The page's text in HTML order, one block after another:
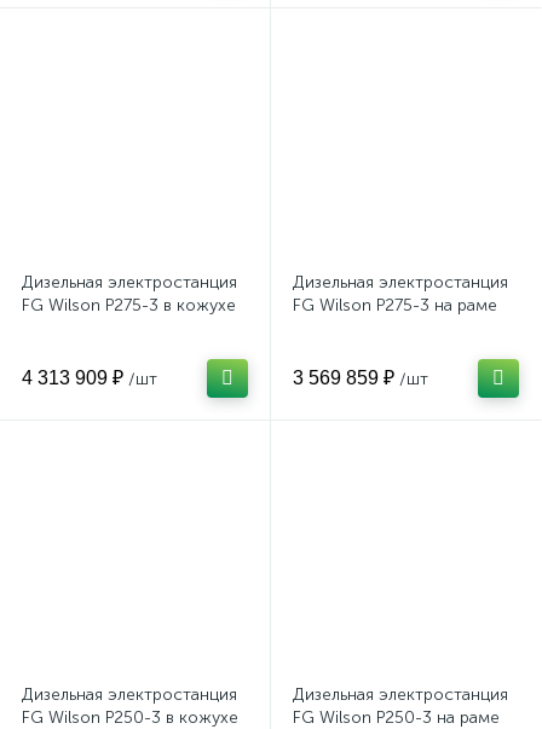
Дизельная электростанция
FG Wilson P275-3 в кожухе
4 313 909 ₽ /шт
Дизельная электростанция
FG Wilson P275-3 на раме
3 569 859 ₽ /шт
Дизельная электростанция
FG Wilson P250-3 в кожухе
Дизельная электростанция
FG Wilson P250-3 на раме